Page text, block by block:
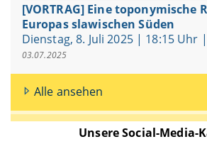
Unsere Social-Media-
[VORTRAG] Eine toponymische
Europas slawischen Süden
Dienstag, 8. Juli 2025 | 18:15 Uhr
03.07.2025
Alle ansehen